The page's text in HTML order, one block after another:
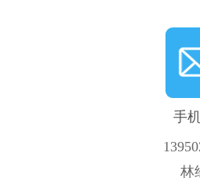
手
林